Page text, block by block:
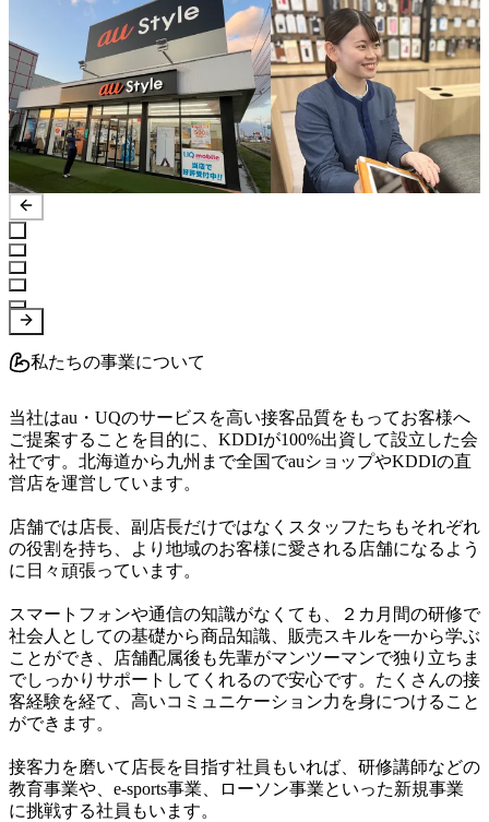
私たちの事業について
当社はau・UQのサービスを高い接客品質をもってお客様へ
ご提案することを目的に、KDDIが100%出資して設立した会
社です。北海道から九州まで全国でauショップやKDDIの直
営店を運営しています。
店舗では店長、副店長だけではなくスタッフたちもそれぞれ
の役割を持ち、より地域のお客様に愛される店舗になるよう
に日々頑張っています。
スマートフォンや通信の知識がなくても、２カ月間の研修で
社会人としての基礎から商品知識、販売スキルを一から学ぶ
ことができ、店舗配属後も先輩がマンツーマンで独り立ちま
でしっかりサポートしてくれるので安心です。たくさんの接
客経験を経て、高いコミュニケーション力を身につけること
ができます。
接客力を磨いて店長を目指す社員もいれば、研修講師などの
教育事業や、e-sports事業、ローソン事業といった新規事業
に挑戦する社員もいます。